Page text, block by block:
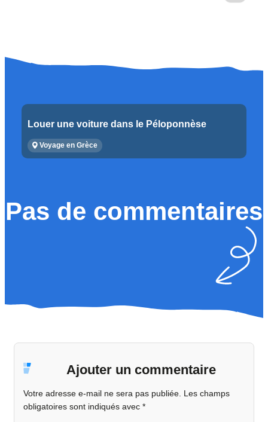
Louer une voiture dans le Péloponnèse
Voyage en Grèce
Pas de commentaires
Ajouter un commentaire
Votre adresse e-mail ne sera pas publiée. Les champs
obligatoires sont indiqués avec *